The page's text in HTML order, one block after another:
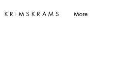
K R I M S K R A M S More